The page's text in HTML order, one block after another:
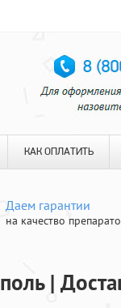
КАК ОПЛАТИТЬ
Даем гарантии
на качество
|